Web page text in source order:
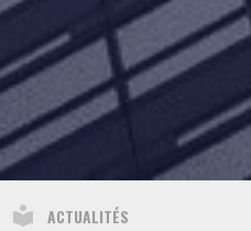
local_library ACTUALITÉS